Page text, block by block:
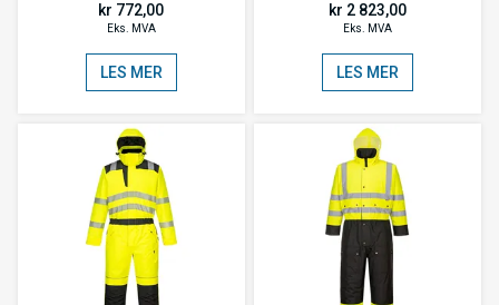
kr 772,00
Eks. MVA
LES MER
kr 2 823,00
Eks. MVA
LES MER